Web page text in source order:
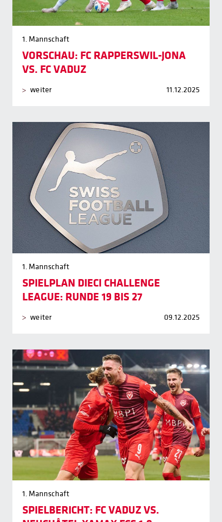
1. Mannschaft
VORSCHAU: FC RAPPERSWIL-JONA
VS. FC VADUZ
weiter 11.12.2025
1. Mannschaft
SPIELPLAN DIECI CHALLENGE
LEAGUE: RUNDE 19 BIS 27
weiter 09.12.2025
1. Mannschaft
SPIELBERICHT: FC VADUZ VS.